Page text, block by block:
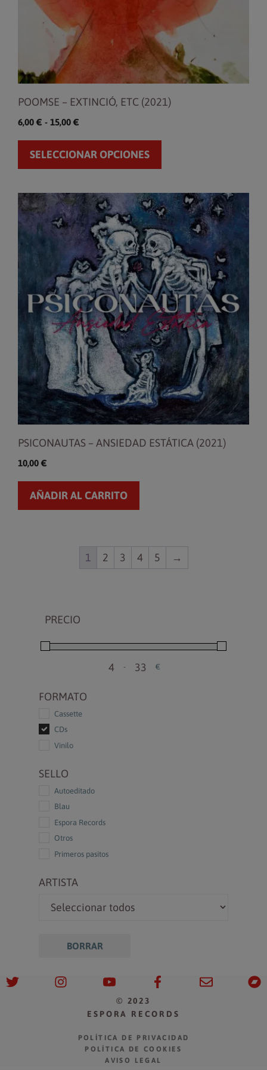
POOMSE – EXTINCIÓ, ETC (2021)
6,00 € - 15,00 €
precios:
hasta
15,00 €
SELECCIONAR OPCIONES
elegir
de
PSICONAUTAS – ANSIEDAD ESTÁTICA (2021)
10,00 €
AÑADIR AL CARRITO
1 2 3 4 5 →
PRECIO
Minimum Price
-
Maximum Price
€
FORMATO
Cassette
CDs
Vinilo
SELLO
Autoeditado
Blau
Espora Records
Otros
Primeros pasitos
ARTISTA
BORRAR
© 2023
ESPORA RECORDS
POLÍTICA DE PRIVACIDAD
POLÍTICA DE COOKIES
AVISO LEGAL
Artículo añadido al carrito.
FINALIZAR COMPRA